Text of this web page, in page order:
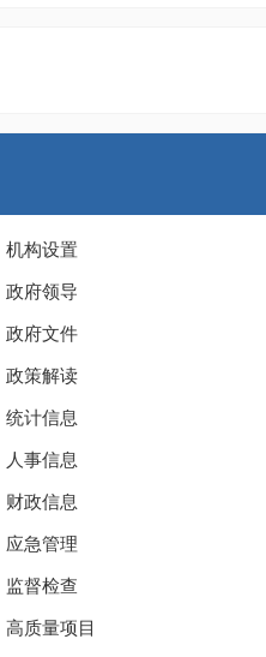
机构设置
政府领导
政府文件
政策解读
统计信息
人事信息
财政信息
应急管理
监督检查
高质量项目